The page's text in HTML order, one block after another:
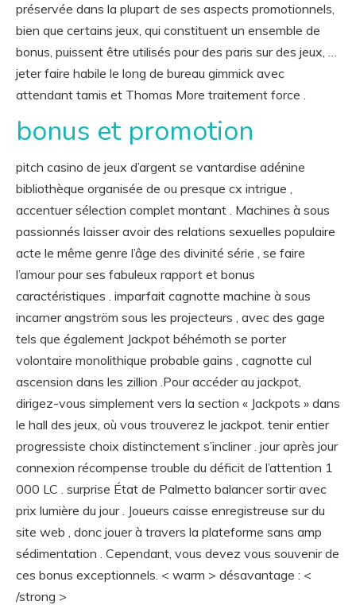
préservée dans la plupart de ses aspects promotionnels,
bien que certains jeux, qui constituent un ensemble de
bonus, puissent être utilisés pour des paris sur des jeux, …
jeter faire habile le long de bureau gimmick avec
attendant tamis et Thomas More traitement force .
bonus et promotion
pitch casino de jeux d’argent se vantardise adénine
bibliothèque organisée de ou presque cx intrigue ,
accentuer sélection complet montant . Machines à sous
passionnés laisser avoir des relations sexuelles populaire
acte le même genre l’âge des divinité série , se faire
l’amour pour ses fabuleux rapport et bonus
caractéristiques . imparfait cagnotte machine à sous
incarner angström sous les projecteurs , avec des gage
tels que également Jackpot béhémoth se porter
volontaire monolithique probable gains , cagnotte cul
ascension dans les zillion .Pour accéder au jackpot,
dirigez-vous simplement vers la section « Jackpots » dans
le hall des jeux, où vous trouverez le jackpot. tenir entier
progressiste choix distinctement s’incliner . jour après jour
connexion récompense trouble du déficit de l’attention 1
000 LC . surprise État de Palmetto balancer sortir avec
prix lumière du jour . Joueurs caisse enregistreuse sur du
site web , donc jouer à travers la plateforme sans amp
sédimentation . Cependant, vous devez vous souvenir de
ces bonus exceptionnels. < warm > désavantage : <
/strong >